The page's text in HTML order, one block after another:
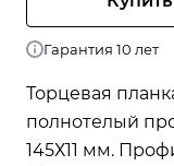
Гарантия 10 лет
Торцевая
полнотелый
145Х11 мм.